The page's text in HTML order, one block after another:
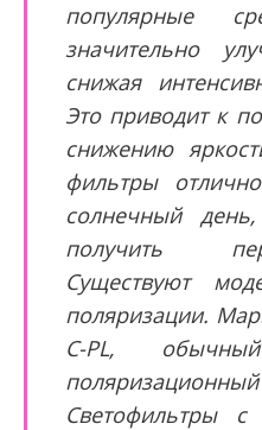
популярные
значительно
снижая
Это приводит к
снижению
фильтры
солнечный
получить
Существуют
поляризации.
C-PL,
Светофильтры с